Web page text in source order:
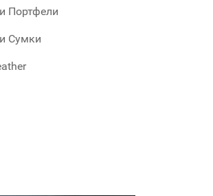
Портфели
Сумки